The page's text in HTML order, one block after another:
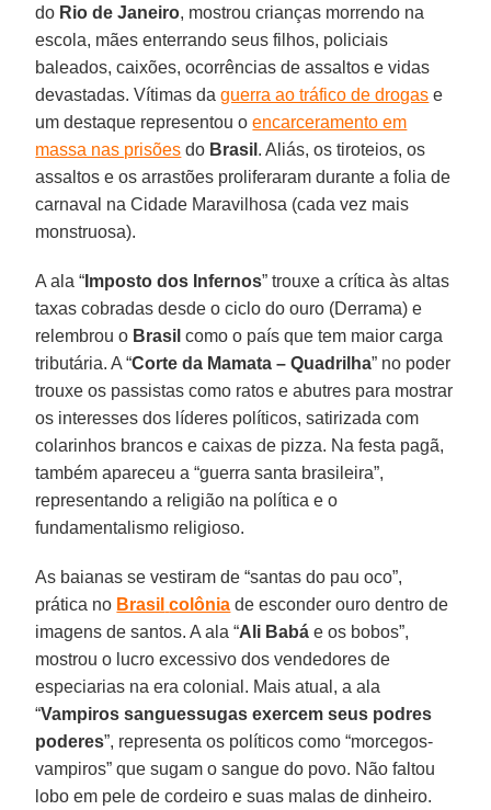
do Rio de Janeiro, mostrou crianças morrendo na
escola, mães enterrando seus filhos, policiais
baleados, caixões, ocorrências de assaltos e vidas
devastadas. Vítimas daguerra ao tráfico de drogas e
um destaque representou oencarceramento em
massa nas prisões do Brasil . Aliás, os tiroteios, os
assaltos e os arrastões proliferaram durante a folia de
carnaval na Cidade Maravilhosa (cada vez mais
monstruosa).
A ala “ Imposto dos Infernos” trouxe a crítica às altas
taxas cobradas desde o ciclo do ouro (Derrama) e
relembrou o Brasil como o país que tem maior carga
tributária. A “Corte da Mamata – Quadrilha” no poder
trouxe os passistas como ratos e abutres para mostrar
os interesses dos líderes políticos, satirizada com
colarinhos brancos e caixas de pizza. Na festa pagã,
também apareceu a “guerra santa brasileira”,
representando a religião na política e o
fundamentalismo religioso.
As baianas se vestiram de “santas do pau oco”,
prática no Brasil colônia de esconder ouro dentro de
imagens de santos. A ala “Ali Babá e os bobos”,
mostrou o lucro excessivo dos vendedores de
especiarias na era colonial. Mais atual, a ala
“Vampiros sanguessugas exercem seus podres
poderes”, representa os políticos como “morcegos-
vampiros” que sugam o sangue do povo. Não faltou
lobo em pele de cordeiro e suas malas de dinheiro.